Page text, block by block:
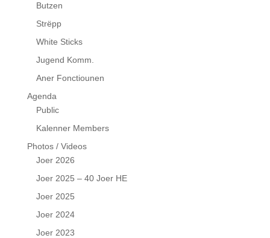
Butzen
Strëpp
White Sticks
Jugend Komm.
Aner Fonctiounen
Agenda
Public
Kalenner Members
Photos / Videos
Joer 2026
Joer 2025 – 40 Joer HE
Joer 2025
Joer 2024
Joer 2023